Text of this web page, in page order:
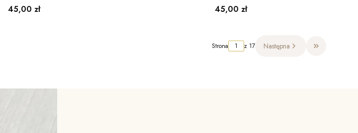
Cena
45,00 zł Cena
45,00 zł
Strona z 17 Następna Przejdź do